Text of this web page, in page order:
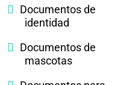
Documentos de
identidad
Documentos de
mascotas